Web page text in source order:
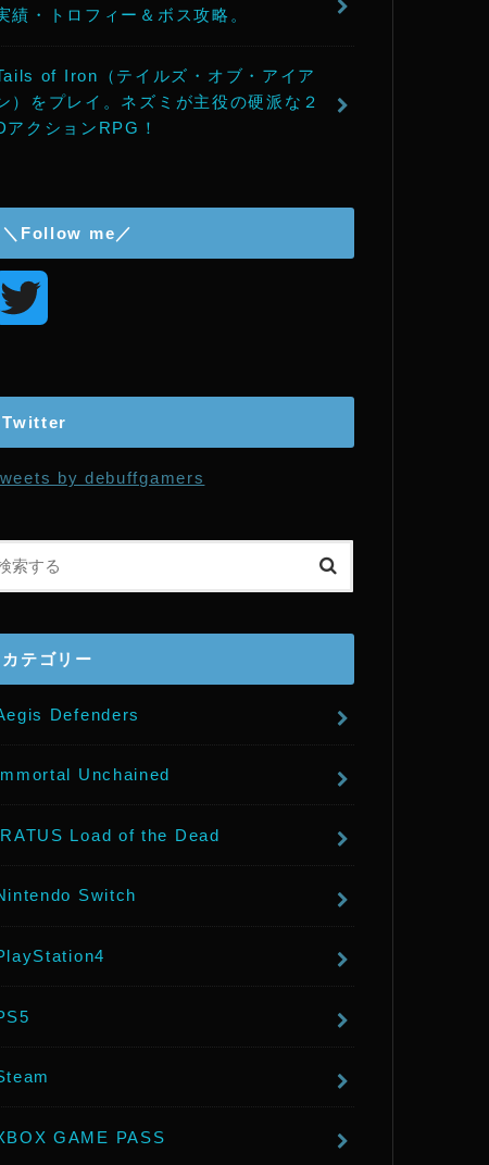
績・トロフィー＆ボス攻略。
of Iron（テイルズ・オブ・アイア
）をプレイ。ネズミが主役の硬派な２
アクションRPG！
＼Follow me／
e
Twitter
by debuffgamers
カテゴリー
Defenders
Unchained
Load of the Dead
Switch
GAME PASS